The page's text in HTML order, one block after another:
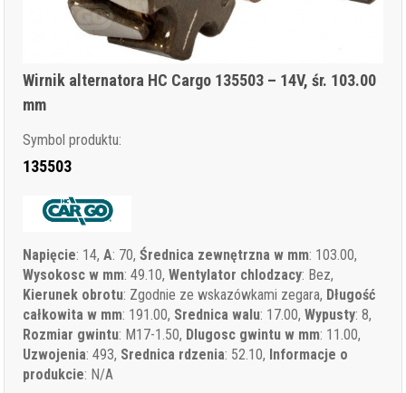
Wirnik alternatora HC Cargo 135503 – 14V, śr. 103.00
mm
Symbol produktu:
135503
Napięcie: 14,A: 70,Średnica zewnętrzna w mm: 103.00,
Wysokosc w mm: 49.10,Wentylator chlodzacy: Bez,
Kierunek obrotu: Zgodnie ze wskazówkami zegara, Długość
całkowita w mm: 191.00, Srednica walu: 17.00,Wypusty: 8,
Rozmiar gwintu: M17-1.50, Dlugosc gwintu w mm: 11.00,
Uzwojenia: 493, Srednica rdzenia: 52.10, Informacje o
produkcie: N/A